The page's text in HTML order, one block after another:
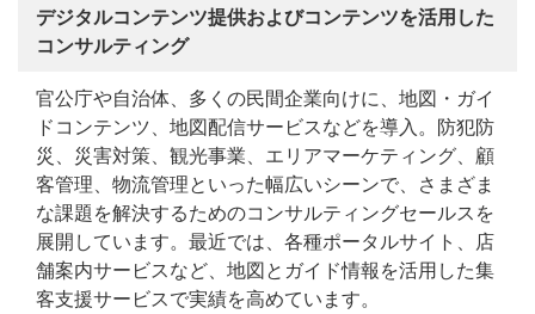
デジタルコンテンツ提供およびコンテンツを活用した
コンサルティング
官公庁や自治体、多くの民間企業向けに、地図・ガイ
ドコンテンツ、地図配信サービスなどを導入。防犯防
災、災害対策、観光事業、エリアマーケティング、顧
客管理、物流管理といった幅広いシーンで、さまざま
な課題を解決するためのコンサルティングセールスを
展開しています。最近では、各種ポータルサイト、店
舗案内サービスなど、地図とガイド情報を活用した集
客支援サービスで実績を高めています。